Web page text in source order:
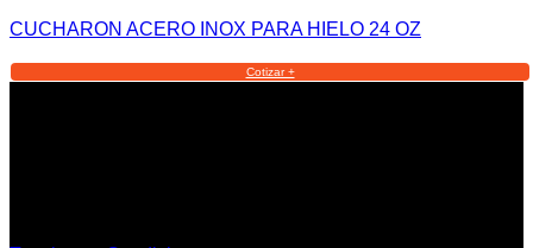
CUCHARON ACERO INOX PARA HIELO 24 OZ
Cotizar +